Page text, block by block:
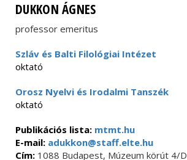
DUKKON ÁGNES
professor emeritus
Szláv és Balti Filológiai Intézet
oktató
Orosz Nyelvi és Irodalmi Tanszék
oktató
Publikációs lista: mtmt.hu
E-mail: adukkon@staff.elte.hu
Cím: 1088 Budapest, Múzeum körút 4/D